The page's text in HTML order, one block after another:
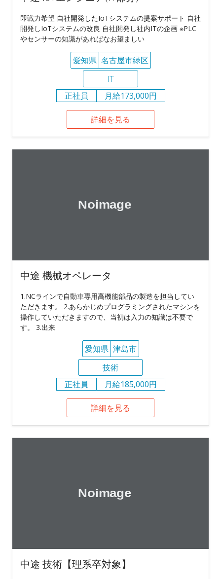
即戦力希望 自社開発したIoTシステムの提案サポート 自社
開発しIoTシステムの改良 自社開発し社内ITの企画 ※PLC
やセンサーの知識があればなお望ましい
愛知県 名古屋市緑区
IT
正社員
月給173,000円
詳細を見る
中途 機械オペレータ
1.NCラインで自動車専用高機能部品の製造を担当してい
ただきます。 2.あらかじめプログラミングされたマシンを
操作していただきますので、当初は入力の知識は不要で
す。 3.出来
愛知県 津島市
技術
正社員
月給185,000円
詳細を見る
中途 技術【理系卒対象】